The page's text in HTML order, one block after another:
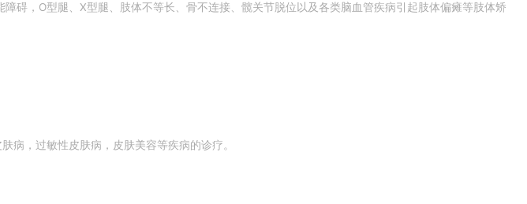
碍，O型腿、X型腿、肢体不等长、骨不连接、髋关节脱位以及各类脑血管疾病引起肢体偏瘫等肢体矫
病，过敏性皮肤病，皮肤美容等疾病的诊疗。